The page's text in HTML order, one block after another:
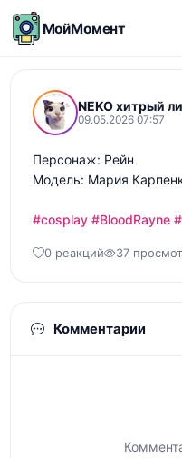
МойМомент
NEKO хитрый
09.05.2026 07:57
Персонаж: Рейн
Модель: Мария
#cosplay #BloodRayne
0 реакций 37
Комментарии